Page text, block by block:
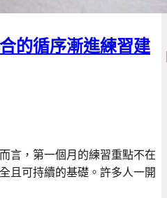
的循序漸進練習建
言，第一個月的練習重點不在
且可持續的基礎。許多人一開